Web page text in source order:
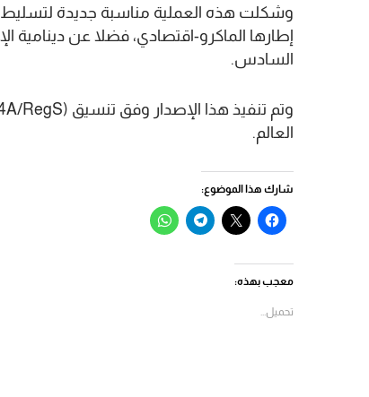
وشكلت هذه العملية مناسبة جديدة لتسليط
إطارها الماكرو-اقتصادي، فضلا عن دينامية
السادس.
العالم.
شارك هذا الموضوع:
انقر
للمشاركة
(فتح
في
نافذة
النقر
للمشاركة
انقر
للمشاركة
انقر
للمشاركة
معجب بهذه:
تحميل...